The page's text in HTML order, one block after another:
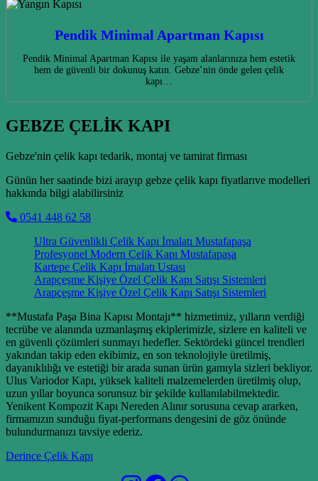
Pendik Minimal Apartman Kapısı
Pendik Minimal Apartman Kapısı ile yaşam alanlarınıza hem estetik
hem de güvenli bir dokunuş katın. Gebze’nin önde gelen çelik
kapı…
GEBZE ÇELİK KAPI
Gebze'nin çelik kapı tedarik, montaj ve tamirat firması
Günün her saatinde bizi arayıp gebze çelik kapı fiyatlarıve modelleri
hakkında bilgi alabilirsiniz
0541 448 62 58
Ultra Güvenlikli Çelik Kapı İmalatı Mustafapaşa
Profesyonel Modern Çelik Kapı Mustafapaşa
Kartepe Çelik Kapı İmalatı Ustası
Arapçeşme Kişiye Özel Çelik Kapı Satışı Sistemleri
Arapçeşme Kişiye Özel Çelik Kapı Satışı Sistemleri
**Mustafa Paşa Bina Kapısı Montajı** hizmetimiz, yılların verdiği
tecrübe ve alanında uzmanlaşmış ekiplerimizle, sizlere en kaliteli ve
en güvenli çözümleri sunmayı hedefler. Sektördeki güncel trendleri
yakından takip eden ekibimiz, en son teknolojiyle üretilmiş,
dayanıklılığı ve estetiği bir arada sunan ürün gamıyla sizleri bekliyor.
Ulus Variodor Kapı, yüksek kaliteli malzemelerden üretilmiş olup,
uzun yıllar boyunca sorunsuz bir şekilde kullanılabilmektedir.
Yenikent Kompozit Kapı Nereden Alınır sorusuna cevap ararken,
firmamızın sunduğu fiyat-performans dengesini de göz önünde
bulundurmanızı tavsiye ederiz.
Derince Çelik Kapı